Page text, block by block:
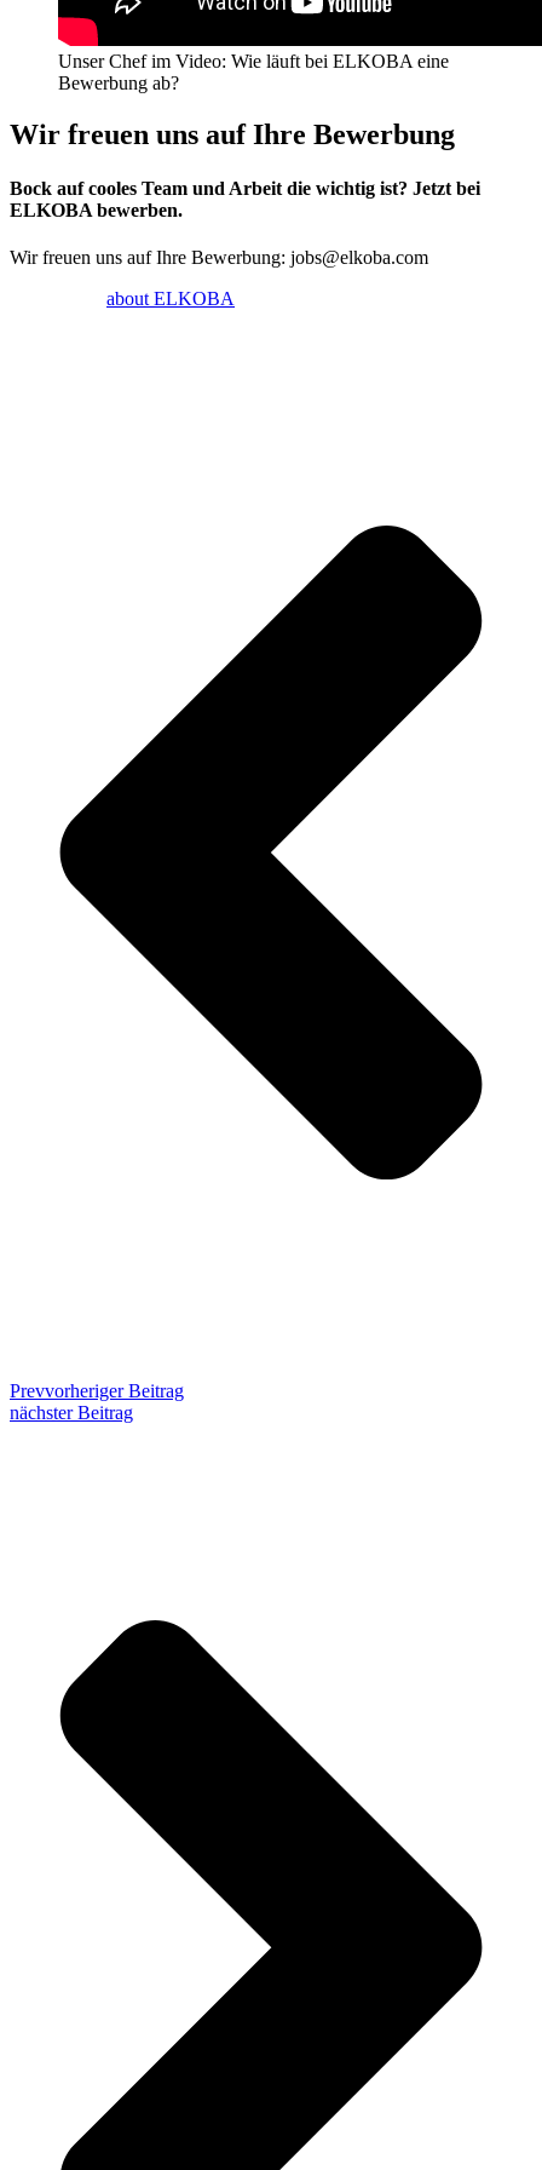
Unser Chef im Video: Wie läuft bei ELKOBA eine
Bewerbung ab?
Wir freuen uns auf Ihre Bewerbung
Bock auf cooles Team und Arbeit die wichtig ist? Jetzt bei
ELKOBA bewerben.
Wir freuen uns auf Ihre Bewerbung: jobs@elkoba.com
about ELKOBA
Prevvorheriger Beitrag
nächster Beitrag